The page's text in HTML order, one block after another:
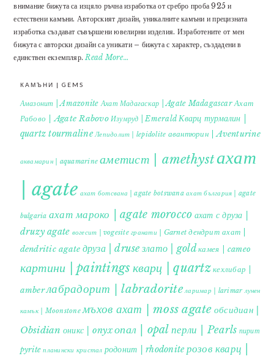
внимание бижута са изцяло ръчна изработка от сребро проба 925 и
естествени камъни. Авторският дизайн, уникалните камъни и прецизната
изработка създават съвършени ювелирни изделия. Изработените от мен
бижута с авторски дизайн са уникати – бижута с характер, създадени в
единствен екземпляр.Read More…
КАМЪНИ | GEMS
Амазонит | Amazonite Ахат Мадагаскар | Agate Madagascar Ахат
Рабово | Agate Rabovo Изумруд | Emerald Кварц турмалин |
quartz tourmaline Лепидолит | lepidolite авантюрин | Aventurine
аквамарин | aquamarine аметист | amethystахат
| agate ахат ботсвана | agate botswana ахат българия | agate
bulgaria ахат мароко | agate morocco ахат с друза |
druzy agate вогесит | vogesite гранати | Garnet дендрит ахат |
dendritic agate друза | druse злато | gold камея | cameo
картини | paintings кварц | quartzкехлибар |
amberлабрадорит | labradorite ларимар | larimar лунен
камък | Moonstone мъхов ахат | moss agate обсидиан |
Obsidian оникс | onyxопал | opal перли | Pearls пирит |
pyrite планински кристал родонит | rhodonite розов кварц |